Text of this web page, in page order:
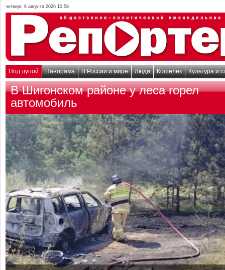
четверг, 6 августа 2026 10:58
Под лупой Панорама В России и мире Люди Кошелек Культура и
В Шигонском районе у леса горел
автомобиль